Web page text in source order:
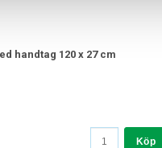
handtag 120 x 27 cm
Köp